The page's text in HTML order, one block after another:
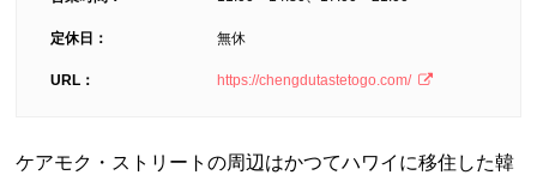
定休日： 無休
URL： https://chengdutastetogo.com/
ケアモク・ストリートの周辺はかつてハワイに移住した韓